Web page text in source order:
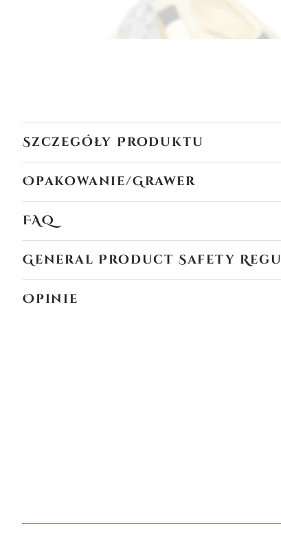
Szczegóły Produktu
Opakowanie/Grawer
FAQ
General Product Safety
Opinie